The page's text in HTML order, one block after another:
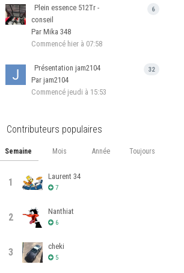
6
Plein essence 512Tr -
conseil
Par Mika 348
Commencé hier à 07:58
32
Présentation jam2104
Par jam2104
Commencé jeudi à 15:53
Contributeurs populaires
Semaine Mois Année Toujours
1
Laurent 34
7
2
Nanthiat
6
3
cheki
5